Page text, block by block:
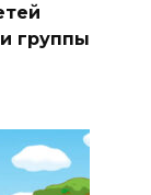
группы